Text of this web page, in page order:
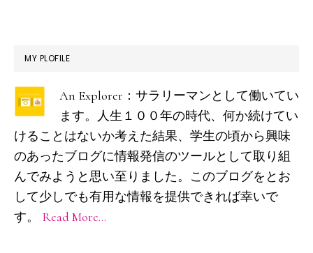
最
初
の
サ
イ
ド
バ
ー
MY PLOFILE
An Explorer：サラリーマンとして働いてい
ます。人生１００年の時代、何か続けてい
けることはないか考えた結果、学生の頃から興味
のあったブログに情報発信のツールとして取り組
んでみようと思い至りました。このブログをとお
して少しでも有用な情報を提供できれば幸いで
す。 Read More…